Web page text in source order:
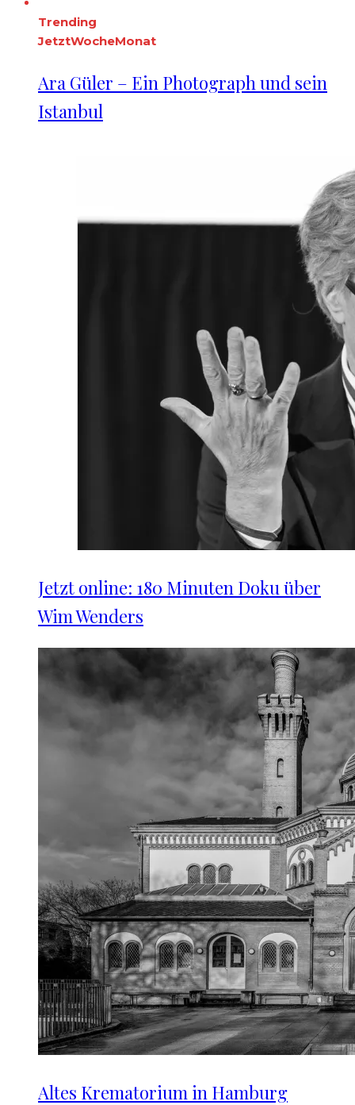
Trending
JetztWocheMonat
Ara Güler – Ein Photograph und sein
Istanbul
Jetzt online: 180 Minuten Doku über
Wim Wenders
Altes Krematorium in Hamburg